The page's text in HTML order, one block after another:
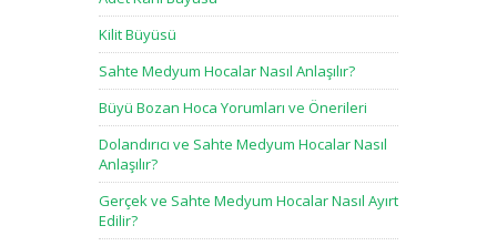
Kilit Büyüsü
Sahte Medyum Hocalar Nasıl Anlaşılır?
Büyü Bozan Hoca Yorumları ve Önerileri
Dolandırıcı ve Sahte Medyum Hocalar Nasıl
Anlaşılır?
Gerçek ve Sahte Medyum Hocalar Nasıl Ayırt
Edilir?